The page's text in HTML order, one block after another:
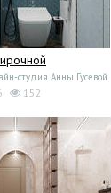
студия Анны Гусевой
152